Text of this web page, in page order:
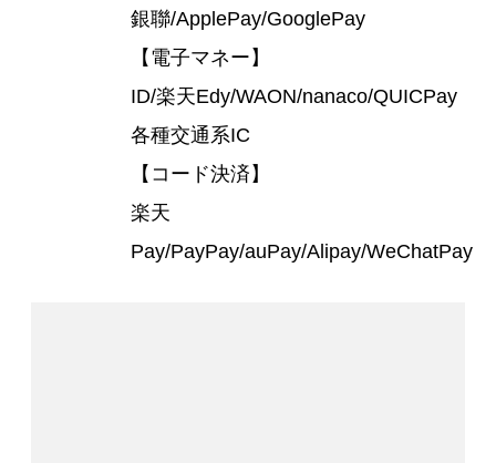
銀聯/ApplePay/GooglePay
【電子マネー】
ID/楽天Edy/WAON/nanaco/QUICPay
各種交通系IC
【コード決済】
楽天
Pay/PayPay/auPay/Alipay/WeChatPay